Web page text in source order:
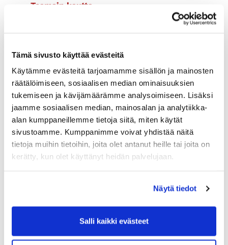
Tämä sivusto käyttää evästeitä
Käytämme evästeitä tarjoamamme sisällön ja mainosten
räätälöimiseen, sosiaalisen median ominaisuuksien
tukemiseen ja kävijämäärämme analysoimiseen. Lisäksi
jaamme sosiaalisen median, mainosalan ja analytiikka-
alan kumppaneillemme tietoja siitä, miten käytät
sivustoamme. Kumppanimme voivat yhdistää näitä
tietoja muihin tietoihin, joita olet antanut heille tai joita on
kerätty, kun olet käyttänyt heidän palvelujaan.
Näytä tiedot
Salli kaikki evästeet
Teamsin kautta
Kirjanpitäjän työ muuttuu 2020-luvulla.
kokonaisvaltaisesti taloushallinnon
prosesseja. Tämä koulutus on
controllereille, taloushallinnon
ammattilaisille.
Koulutuksen ohjelma:
Kirjanpitäjän työ muuttuu 2020
luvulla. Kirjanpitäjästä tulee
taloushallinnon ammattilainen.
Käsitellään P analysing menetelmää
Controllerin apuna talouspäälliköt ja
kirjanpitäjät